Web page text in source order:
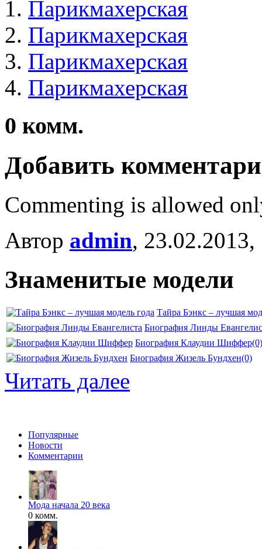
Парикмахерская
Парикмахерская
Парикмахерская
Парикмахерская
0 комм.
Добавить
Commenting is allowed
Автор admin,
Знаменитые модели
Тайра Бэнкс – лучшая
Биография Линды
Биография Клаудии Шиффер(0)
Биография Жизель Бундхен(0)
Читать далее
Популярные
Новости
Комментарии
Мода начала 20 века
0 комм.